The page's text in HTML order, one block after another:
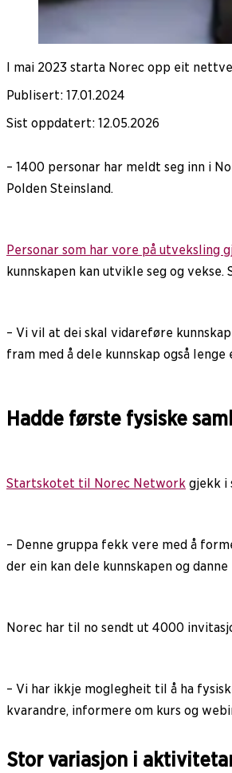
I mai 2023 starta Norec opp eit
Publisert: 17.01.2024
Sist oppdatert: 12.05.2026
– 1400 personar har meldt seg inn i
Polden Steinsland.
Personar som har vore på utveksling
kunnskapen kan utvikle seg og
– Vi vil at dei skal vidareføre
fram med å dele kunnskap også
Hadde første fysiske
Startskotet til Norec Network gjekk i
– Denne gruppa fekk vere med å
der ein kan dele kunnskapen og
Norec har til no sendt ut 4000
– Vi har ikkje moglegheit til å ha
kvarandre, informere om kurs og
Stor variasjon i